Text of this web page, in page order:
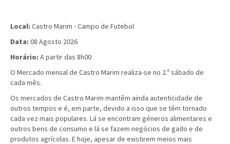
Local: Castro Marim - Campo de Futebol
Data: 08 Agosto 2026
Horário: A partir das 8h00
O Mercado mensal de Castro Marim realiza-se no 2.º sábado de
cada mês.
Os mercados de Castro Marim mantêm ainda autenticidade de
outros tempos e é, em parte, devido a isso que se têm tornado
cada vez mais populares. Lá se encontram géneros alimentares e
outros bens de consumo e lá se fazem negócios de gado e de
produtos agrícolas. E hoje, apesar de existirem meios mais